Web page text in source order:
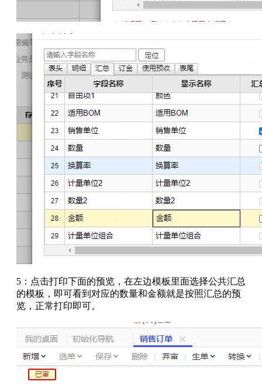
5：点击打印下面的预览，在左边模板里面选择公共汇总
的模板，即可看到对应的数量和金额就是按照汇总的预
览，正常打印即可。